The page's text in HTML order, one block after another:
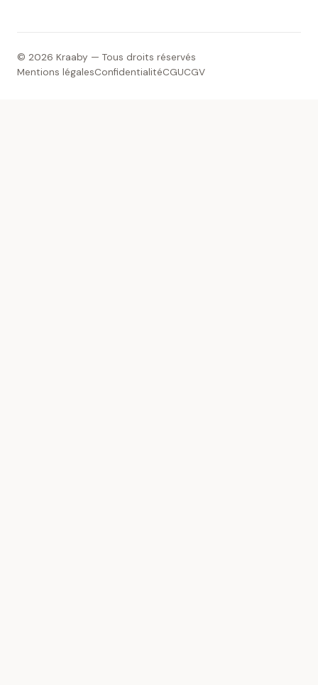
© 2026 Kraaby — Tous droits réservés
Mentions légalesConfidentialitéCGUCGV